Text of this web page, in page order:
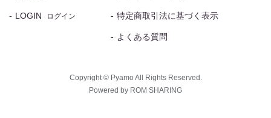
LOGIN ログイン 特定商取引法に基づく表示
よくある質問
Copyright © Pyamo All Rights Reserved.
Powered by ROM SHARING